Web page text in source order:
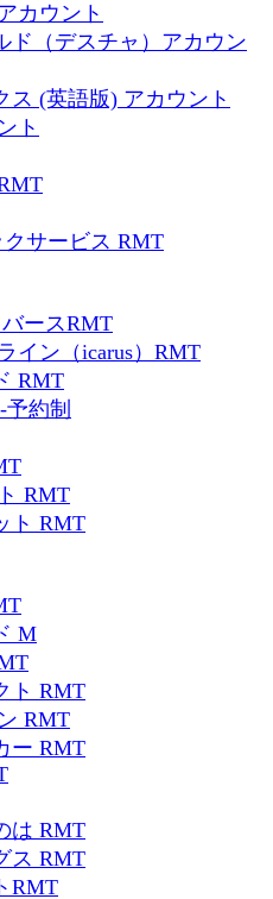
カウント
ド（デスチャ）アカウン
ス (英語版) アカウント
ト
サービス RMT
ースRMT
イン（icarus）RMT
RMT
約制
RMT
ト RMT
M
ト RMT
RMT
ー RMT
は RMT
ス RMT
RMT